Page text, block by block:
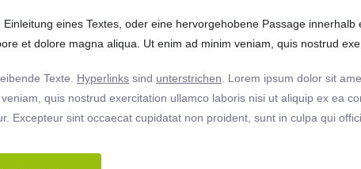
eines Textes, oder eine hervorgehobene Passage
et dolore magna aliqua. Ut enim ad minim veniam, quis nostrud
Texte. Hyperlinks sind unterstrichen. Lorem ipsum dolor sit
quis nostrud exercitation ullamco laboris nisi ut aliquip ex ea
Excepteur sint occaecat cupidatat non proident, sunt in culpa qui